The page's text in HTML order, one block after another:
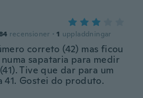
recensioner · 1 uppladdningar
correto (42) mas ficou
sapataria para medir
Tive que dar para um
41. Gostei do produto.